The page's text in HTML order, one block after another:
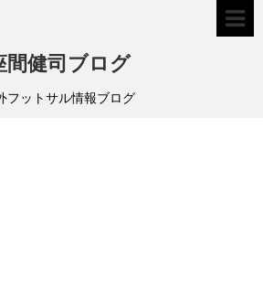
間健司ブログ
フットサル情報ブログ